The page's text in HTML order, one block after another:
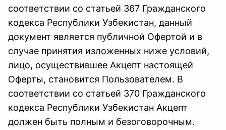
соответствии со статьей 367 Гражданского
кодекса Республики Узбекистан, данный
документ является публичной Офертой и в
случае принятия изложенных ниже условий,
лицо, осуществившее Акцепт настоящей
Оферты, становится Пользователем. В
соответствии со статьей 370 Гражданского
кодекса Республики Узбекистан Акцепт
должен быть полным и безоговорочным.